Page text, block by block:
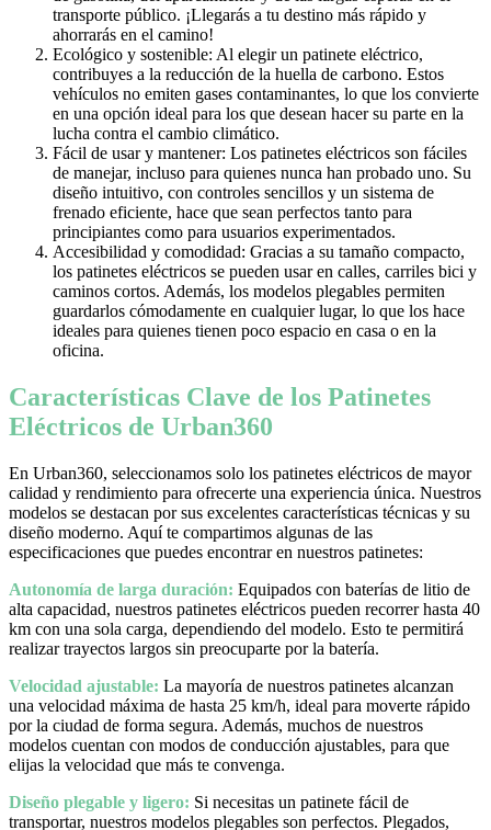
transporte público. ¡Llegarás a tu destino más rápido y
ahorrarás en el camino!
Ecológico y sostenible: Al elegir un patinete eléctrico,
contribuyes a la reducción de la huella de carbono. Estos
vehículos no emiten gases contaminantes, lo que los convierte
en una opción ideal para los que desean hacer su parte en la
lucha contra el cambio climático.
Fácil de usar y mantener: Los patinetes eléctricos son fáciles
de manejar, incluso para quienes nunca han probado uno. Su
diseño intuitivo, con controles sencillos y un sistema de
frenado eficiente, hace que sean perfectos tanto para
principiantes como para usuarios experimentados.
Accesibilidad y comodidad: Gracias a su tamaño compacto,
los patinetes eléctricos se pueden usar en calles, carriles bici y
caminos cortos. Además, los modelos plegables permiten
guardarlos cómodamente en cualquier lugar, lo que los hace
ideales para quienes tienen poco espacio en casa o en la
oficina.
Características Clave de los Patinetes
Eléctricos de Urban360
En Urban360, seleccionamos solo los patinetes eléctricos de mayor
calidad y rendimiento para ofrecerte una experiencia única. Nuestros
modelos se destacan por sus excelentes características técnicas y su
diseño moderno. Aquí te compartimos algunas de las
especificaciones que puedes encontrar en nuestros patinetes:
Autonomía de larga duración: Equipados con baterías de litio de
alta capacidad, nuestros patinetes eléctricos pueden recorrer hasta 40
km con una sola carga, dependiendo del modelo. Esto te permitirá
realizar trayectos largos sin preocuparte por la batería.
Velocidad ajustable: La mayoría de nuestros patinetes alcanzan
una velocidad máxima de hasta 25 km/h, ideal para moverte rápido
por la ciudad de forma segura. Además, muchos de nuestros
modelos cuentan con modos de conducción ajustables, para que
elijas la velocidad que más te convenga.
Diseño plegable y ligero: Si necesitas un patinete fácil de
transportar, nuestros modelos plegables son perfectos. Plegados,